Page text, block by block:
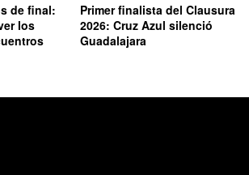
de final:
los
Primer finalista del Clausura
2026: Cruz Azul silenció
Guadalajara